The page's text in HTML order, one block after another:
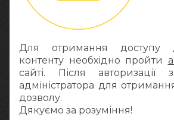
Для отримання доступу
контенту необхідно пройти
сайті. Після авторизації
адміністратора для
дозволу.
Дякуємо за розуміння!